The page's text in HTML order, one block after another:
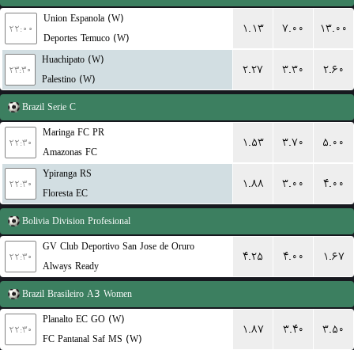
۲۲:۰۰
Union Espanola (W)
Deportes Temuco (W)
۱.۱۳ ۷.۰۰ ۱۳.۰۰
۲۳:۳۰
Huachipato (W)
Palestino (W)
۲.۲۷ ۳.۳۰ ۲.۶۰
Brazil Serie C
۲۲:۳۰
Maringa FC PR
Amazonas FC
۱.۵۳ ۳.۷۰ ۵.۰۰
۲۲:۳۰
Ypiranga RS
Floresta EC
۱.۸۸ ۳.۰۰ ۴.۰۰
Bolivia Division Profesional
۲۲:۳۰
GV Club Deportivo San Jose de Oruro
Always Ready
۴.۲۵ ۴.۰۰ ۱.۶۷
Brazil Brasileiro A3 Women
۲۲:۳۰
Planalto EC GO (W)
FC Pantanal Saf MS (W)
۱.۸۷ ۳.۴۰ ۳.۵۰